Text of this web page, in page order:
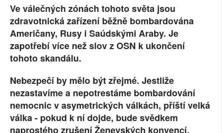
PŘÍSPĚVKY NA PROVOZ
SOCIÁLNÍ SÍTĚ
RUBRIKY
Ve válečných zónách tohoto světa jsou
zdravotnická zařízení běžně bombardována
Američany, Rusy i Saúdskými Araby. Je
zapotřebí více než slov z OSN k ukončení
tohoto skandálu.
Nebezpečí by mělo být zřejmé. Jestliže
nezastavíme a nepotrestáme bombardování
nemocnic v asymetrických válkách, příští velká
válka - pokud k ní dojde, bude svědkem
naprostého zrušení Ženevských konvencí.